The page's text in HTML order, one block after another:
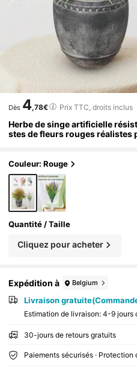
Dès 4,78€ Prix TTC, droits inclus
Herbe de singe artificielle
stes de fleurs rouges réalistes
0 pièces)
Couleur: Rouge
Quantité / Taille
Cliquez pour acheter
Expédition à Belgium
Livraison
Estimation de livraison: 4-9 jours
30-jours de retours gratuits
Paiements sécurisés · Protection